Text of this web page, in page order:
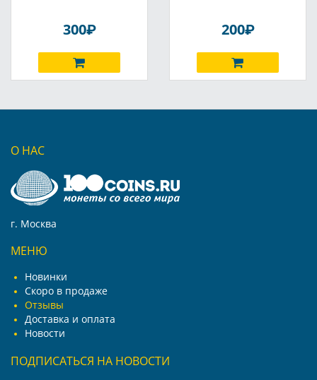
300P 200P
О НАС
г. Москва
МЕНЮ
Новинки
Скоро в продаже
Отзывы
Доставка и оплата
Новости
ПОДПИСАТЬСЯ НА НОВОСТИ